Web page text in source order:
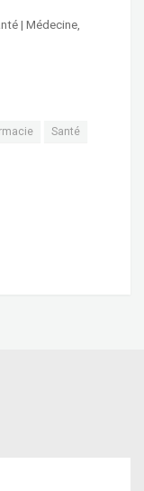
| Médecine,
Santé